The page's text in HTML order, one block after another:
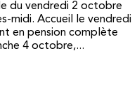
du vendredi 2 octobre
midi. Accueil le vendredi
en pension complète
4 octobre,...